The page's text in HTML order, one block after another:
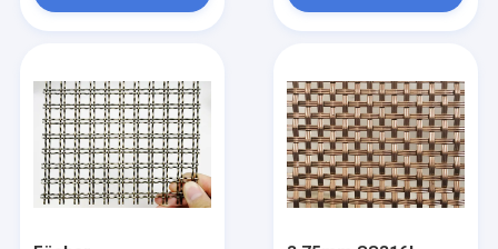
Architekturdrahtgewebe-Maschendraht
Edelstahl-Architekturmasche